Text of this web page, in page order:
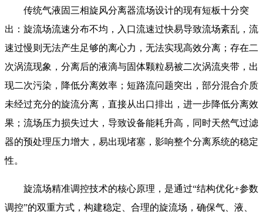
传统气液固三相旋风分离器流场设计的现有短板十分突
出：旋流场流速分布不均，入口流速过快易导致流场紊乱，流
速过慢则无法产生足够的离心力，无法实现高效分离；存在二
次涡流现象，分离后的液滴与固体颗粒易被二次涡流夹带，出
现二次污染，降低分离效率；短路流问题突出，部分混合介质
未经过充分的旋流分离，直接从出口排出，进一步降低分离效
果；流场压力损失过大，导致设备能耗升高，同时天然气过滤
器的预处理压力增大，易出现堵塞，影响整个分离系统的稳定
性。
旋流场精准调控技术的核心原理，是通过“结构优化+参数
调控”的双重方式，构建稳定、合理的旋流场，确保气、液、